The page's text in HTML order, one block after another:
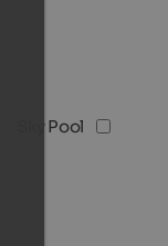
Sky Pool